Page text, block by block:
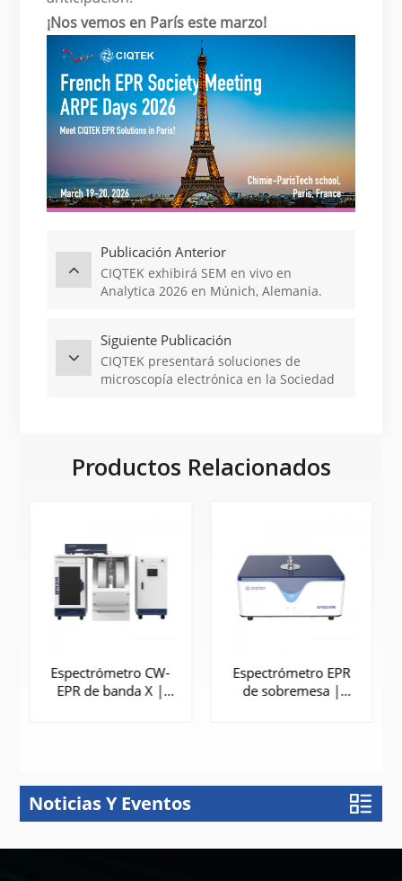
¡Nos vemos en París este marzo!
Publicación Anterior
CIQTEK exhibirá SEM en vivo en
Analytica 2026 en Múnich, Alemania.
Siguiente Publicación
CIQTEK presentará soluciones de
microscopía electrónica en la Sociedad
Productos Relacionados
Espectrómetro CW-
EPR de banda X |
APRENDE
Espectrómetro EPR
de sobremesa |
APRENDE
Noticias Y Eventos